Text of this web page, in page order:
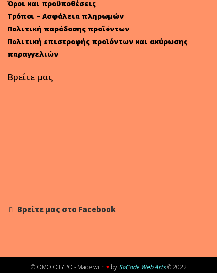
Όροι και προϋποθέσεις
Τρόποι – Ασφάλεια πληρωμών
Πολιτική παράδοσης προϊόντων
Πολιτική επιστροφής προϊόντων και ακύρωσης
παραγγελιών
Βρείτε μας
Βρείτε μας στο Facebook
© OMOIOTYPO - Made with ♥bySoCode Web Arts© 2022